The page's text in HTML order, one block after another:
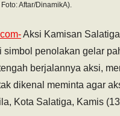
Aftar/DinamikA).
Aksi Kamisan
simbol penolakan gelar
berjalannya aksi,
dikenal meminta agar
Kota Salatiga, Kamis